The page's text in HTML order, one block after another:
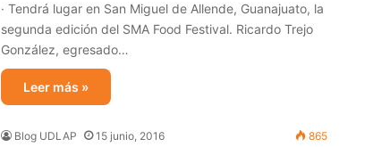
· Tendrá lugar en San Miguel de Allende, Guanajuato, la
segunda edición del SMA Food Festival. Ricardo Trejo
González, egresado…
Leer más »
Blog UDLAP 15 junio, 2016 865